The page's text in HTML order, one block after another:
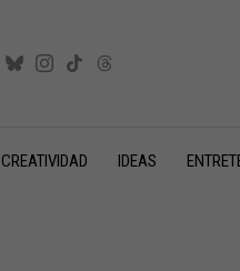
CREATIVIDAD IDEAS